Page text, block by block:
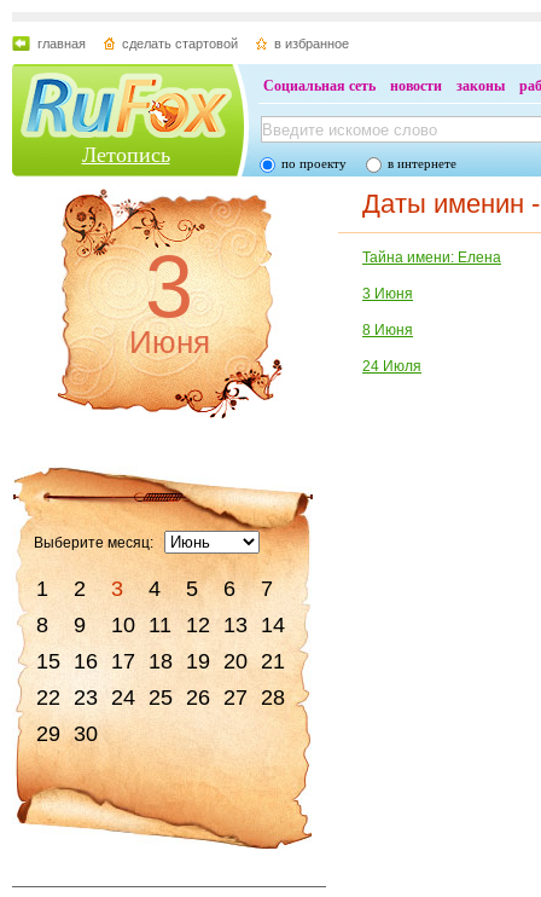
главная сделать стартовой в избранное
Летопись
Социальная сеть новости законы
по проекту в интернете
3
Июня
Выберите месяц:
1 2 3 4 5 6
7
8
9 10 11 12 13 14
15 16 17 18 19 20 21
22 23 24 25 26 27 28
29 30
Даты именин
Тайна имени: Елена
3 Июня
8 Июня
24 Июля